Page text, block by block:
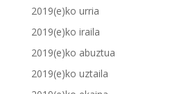
2019(e)ko urria
2019(e)ko iraila
2019(e)ko abuztua
2019(e)ko uztaila